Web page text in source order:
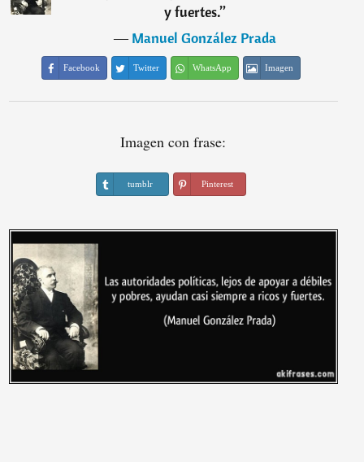
y fuertes.”
―Manuel González Prada
Facebook Twitter WhatsApp Imagen
Imagen con frase:
tumblr Pinterest